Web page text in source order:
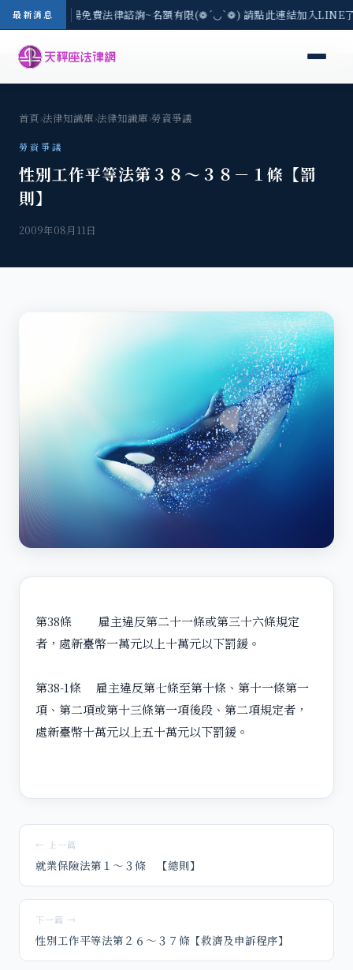
最新消息
區-8/3(一) 現場免費法律諮詢~名額有限(❁´◡`❁) 請點此連結加入
首頁›法律知識庫›法律知識庫›勞資爭議
勞資爭議
性別工作平等法第３８～３８－１條【罰
則】
2009年08月11日
第38條 雇主違反第二十一條或第三十六條規定
者，處新臺幣一萬元以上十萬元以下罰鍰。
第38-1條 雇主違反第七條至第十條、第十一條第一
項、第二項或第十三條第一項後段、第二項規定者，
處新臺幣十萬元以上五十萬元以下罰鍰。
← 上一篇
就業保險法第１～３條 【總則】
下一篇 →
性別工作平等法第２６～３７條【救濟及申訴程序】